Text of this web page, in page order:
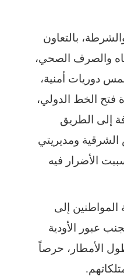
بالتعاون
والصرف الصحي،
دوريات أمنية،
فتح الخط الدولي،
إلى الطريق
الشرقية ومديريتي
الأضرار فيه
المواطنين إلى
عبور الأودية
الأمطار، حرصاً